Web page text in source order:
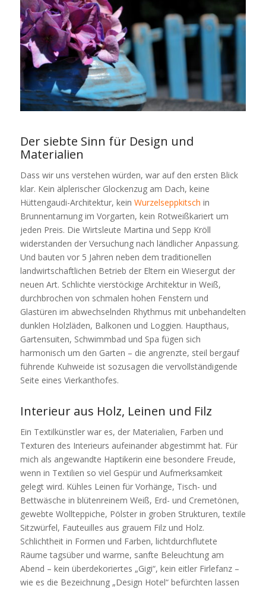
Der siebte Sinn für Design und
Materialien
Dass wir uns verstehen würden, war auf den ersten Blick
klar. Kein älplerischer Glockenzug am Dach, keine
Hüttengaudi-Architektur, kein Wurzelseppkitsch in
Brunnentarnung im Vorgarten, kein Rotweißkariert um
jeden Preis. Die Wirtsleute Martina und Sepp Kröll
widerstanden der Versuchung nach ländlicher Anpassung.
Und bauten vor 5 Jahren neben dem traditionellen
landwirtschaftlichen Betrieb der Eltern ein Wiesergut der
neuen Art. Schlichte vierstöckige Architektur in Weiß,
durchbrochen von schmalen hohen Fenstern und
Glastüren im abwechselnden Rhythmus mit unbehandelten
dunklen Holzläden, Balkonen und Loggien. Haupthaus,
Gartensuiten, Schwimmbad und Spa fügen sich
harmonisch um den Garten – die angrenzte, steil bergauf
führende Kuhweide ist sozusagen die vervollständigende
Seite eines Vierkanthofes.
Interieur aus Holz, Leinen und Filz
Ein Textilkünstler war es, der Materialien, Farben und
Texturen des Interieurs aufeinander abgestimmt hat. Für
mich als angewandte Haptikerin eine besondere Freude,
wenn in Textilien so viel Gespür und Aufmerksamkeit
gelegt wird. Kühles Leinen für Vorhänge, Tisch- und
Bettwäsche in blütenreinem Weiß, Erd- und Cremetönen,
gewebte Wollteppiche, Pölster in groben Strukturen, textile
Sitzwürfel, Fauteuilles aus grauem Filz und Holz.
Schlichtheit in Formen und Farben, lichtdurchflutete
Räume tagsüber und warme, sanfte Beleuchtung am
Abend – kein überdekoriertes „Gigi“, kein eitler Firlefanz –
wie es die Bezeichnung „Design Hotel“ befürchten lassen